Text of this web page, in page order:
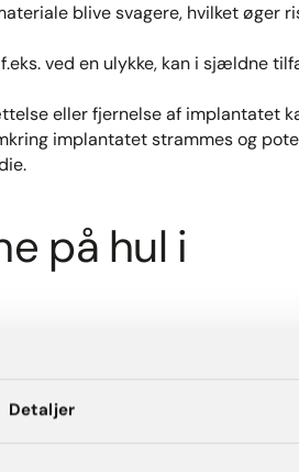
Detaljer
blive svagere, hvilket øger
ved en ulykke, kan i sjældne
eller fjernelse af implantatet
implantatet strammes og
på hul i
hurtigt, da saltvandet
uden scanning.